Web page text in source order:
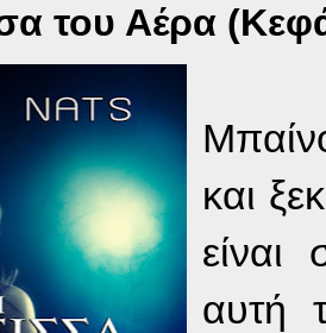
του Αέρα
και
είναι
αυτή